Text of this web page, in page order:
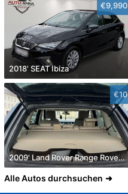
€9,990
2018' SEAT Ibiza
€10
2009' Land Rover Range Rover Sport
Alle Autos durchsuchen